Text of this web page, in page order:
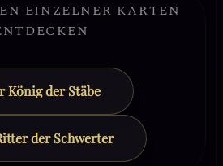
EINZELNER KARTEN
König der Stäbe
der Schwerter